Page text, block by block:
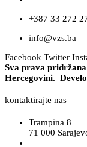
+387 33 272
info@vzs.ba
Facebook Twitter
Sva prava
Hercegovini.
kontaktirajte nas
Trampina 8
71 000